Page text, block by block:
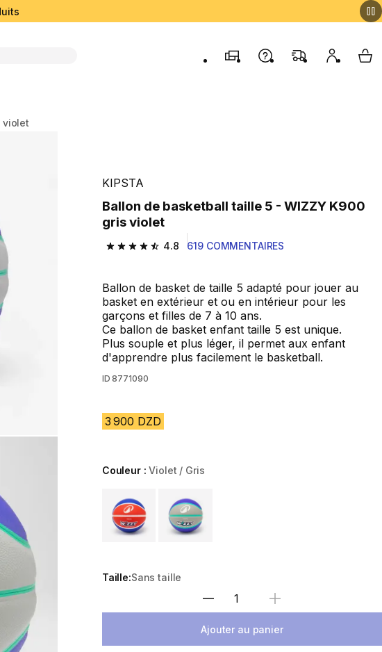
MagasinsContactez-nous
FAQ Mon My
violet
KIPSTA
Ballon de basketball taille 5 - WIZZY K900
gris violet
4.8
4.8 out of 5 stars from 619 reviews
619 COMMENTAIRES
Ballon de basket de taille 5 adapté pour jouer au
basket en extérieur et ou en intérieur pour les
garçons et filles de 7 à 10 ans.
Ce ballon de basket enfant taille 5 est unique.
Plus souple et plus léger, il permet aux enfant
d'apprendre plus facilement le basketball.
ID 8771090
3 900 DZD
Couleur :Violet / Gris
Choose a variant
Taille:Sans taille
Sélectionnez la quantité
Ajouter au panier